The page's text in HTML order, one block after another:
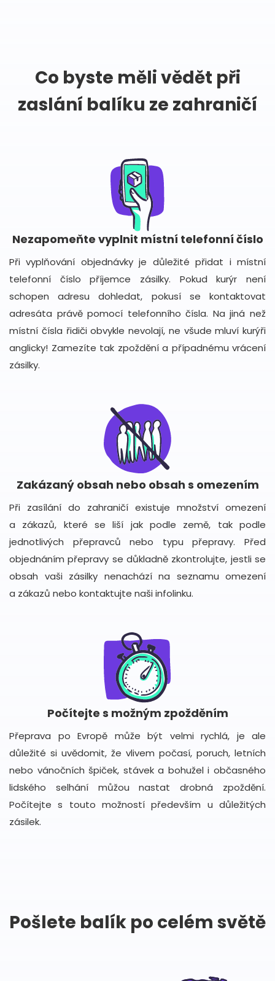
Co byste měli vědět při
zaslání balíku ze zahraničí
Nezapomeňte vyplnit místní telefonní číslo
Při vyplňování objednávky je důležité přidat i místní
telefonní číslo příjemce zásilky. Pokud kurýr není
schopen adresu dohledat, pokusí se kontaktovat
adresáta právě pomocí telefonního čísla. Na jiná než
místní čísla řidiči obvykle nevolají, ne všude mluví kurýři
anglicky! Zamezíte tak zpoždění a případnému vrácení
zásilky.
Zakázaný obsah nebo obsah s omezením
Při zasílání do zahraničí existuje množství omezení
a zákazů, které se liší jak podle země, tak podle
jednotlivých přepravců nebo typu přepravy. Před
objednáním přepravy se důkladně zkontrolujte, jestli se
obsah vaši zásilky nenachází na seznamu omezení
a zákazů nebo kontaktujte naši infolinku.
Počítejte s možným zpožděním
Přeprava po Evropě může být velmi rychlá, je ale
důležité si uvědomit, že vlivem počasí, poruch, letních
nebo vánočních špiček, stávek a bohužel i občasného
lidského selhání můžou nastat drobná zpoždění.
Počítejte s touto možností především u důležitých
zásilek.
Pošlete balík po celém světě